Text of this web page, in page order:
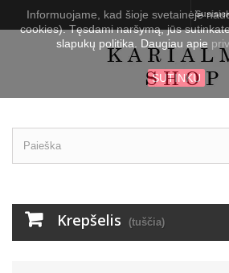
Krepšelis (tuščia)
Informuojame, kad šioje svetainėje
cookies). Tęsdami naršymą, jūs
slapukų politika. Daugiau apie
SUTINKU